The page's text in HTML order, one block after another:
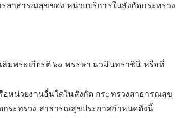
สาธารณสุขของ หน่วยบริการในสังกัดกระทรวง
มพระเกียรติ ๖๐ พรรษา นวมินทราชินี หรือที่
หน่วยงานอื่นใดในสังกัด กระทรวงสาธารณสุข
ระทรวง สาธารณสุขประกาศกําหนดดังนี้